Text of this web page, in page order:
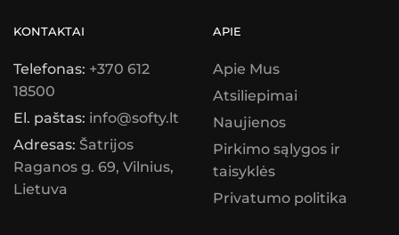
KONTAKTAI
Telefonas: +370 612
18500
El. paštas: info@softy.lt
Adresas: Šatrijos
Raganos g. 69, Vilnius,
Lietuva
APIE
Apie Mus
Atsiliepimai
Naujienos
Pirkimo sąlygos ir
taisyklės
Privatumo politika